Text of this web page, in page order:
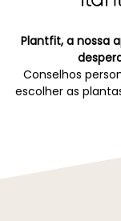
Plantfit, a nossa
Conselhos
escolher as